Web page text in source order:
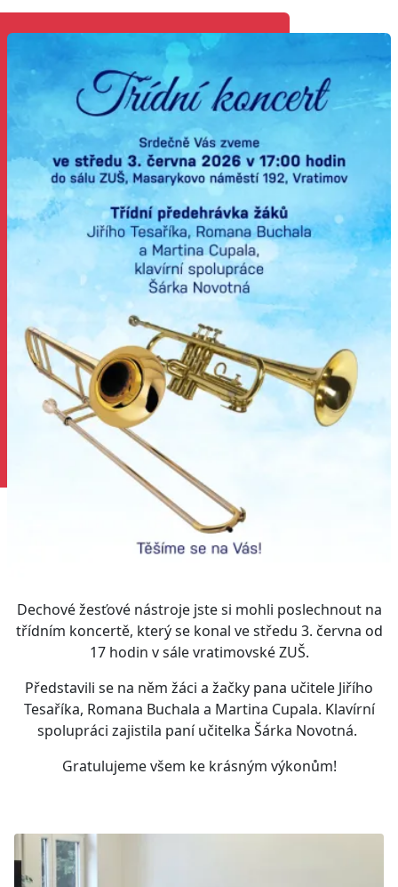
Dechové žesťové nástroje jste si mohli poslechnout na
třídním koncertě, který se konal ve středu 3. června od
17 hodin v sále vratimovské ZUŠ.
Představili se na něm žáci a žačky pana učitele Jiřího
Tesaříka, Romana Buchala a Martina Cupala. Klavírní
spolupráci zajistila paní učitelka Šárka Novotná.
Gratulujeme všem ke krásným výkonům!